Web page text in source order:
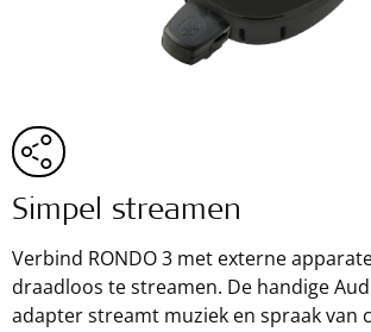
Simpel streamen
Verbind RONDO 3 met externe
draadloos te streamen. De handige
adapter streamt muziek en spraak van